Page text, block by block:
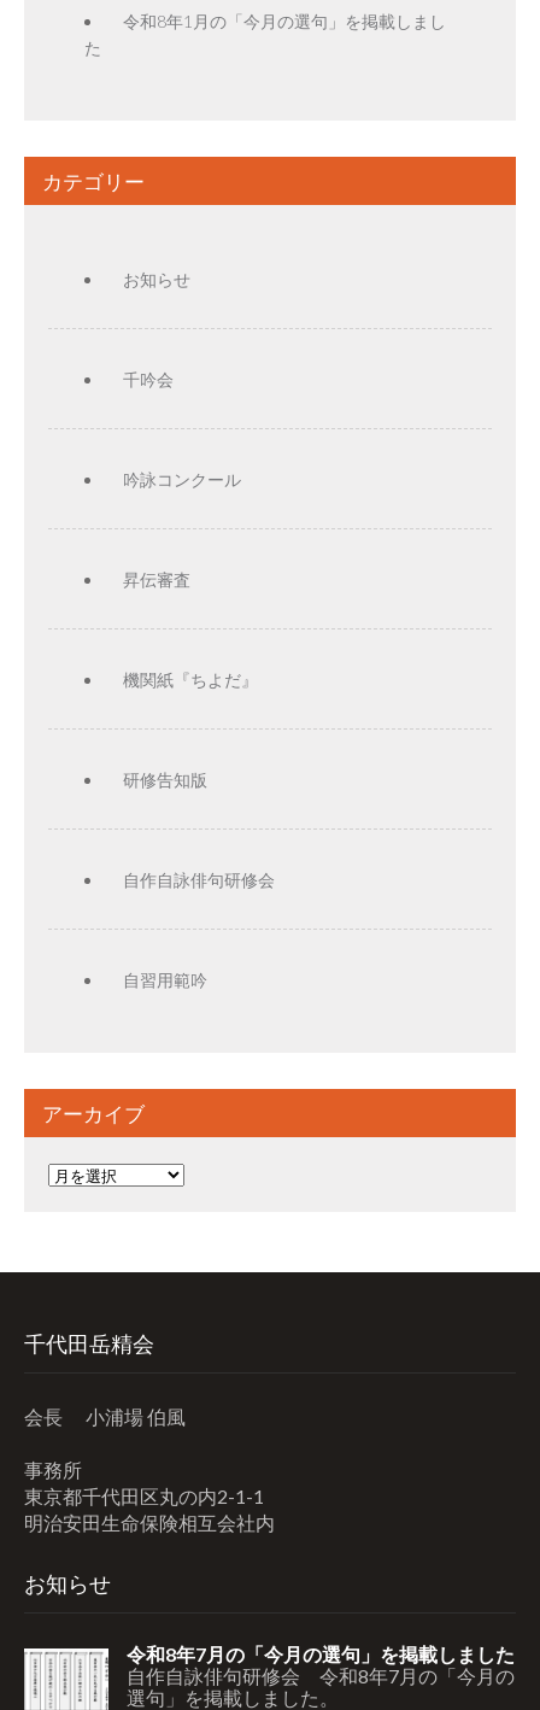
令和8年1月の「今月の選句」を掲載しまし
た
カテゴリー
お知らせ
千吟会
吟詠コンクール
昇伝審査
機関紙『ちよだ』
研修告知版
自作自詠俳句研修会
自習用範吟
アーカイブ
ア
ブ
千代田岳精会
会長 小浦場 伯風
事務所
東京都千代田区丸の内2-1-1
明治安田生命保険相互会社内
お知らせ
令和8年7月の「今月の選句」を掲載しました
自作自詠俳句研修会 令和8年7月の「今月の
選句」を掲載しました。